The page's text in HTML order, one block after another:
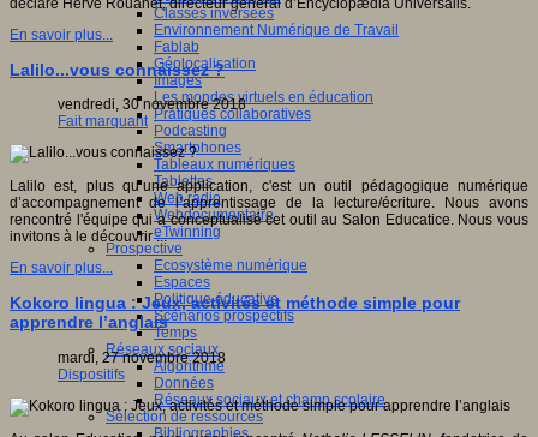
Classes inversées
Environnement Numérique de Travail
Fablab
Géolocalisation
Images
Les mondes virtuels en éducation
Pratiques collaboratives
Podcasting
Smartphones
Tableaux numériques
Tablettes
Web radio
Webdocumentaire
eTwinning
Prospective
Ecosystème numérique
Espaces
Politique éducative
Scénarios prospectifs
Temps
Réseaux sociaux
Algorithme
Données
Réseaux sociaux et champ scolaire
Sélection de ressources
Bibliographies
déclare Hervé Rouanet, directeur général d’Encyclopædia Universalis.
En savoir plus...
Lalilo...vous connaissez ?
vendredi, 30 novembre 2018
Fait marquant
Lalilo est, plus qu’une application, c'est un outil pédagogique numérique
d’accompagnement de l’apprentissage de la lecture/écriture. Nous avons
rencontré l'équipe qui a conceptualisé cet outil au Salon Educatice. Nous vous
invitons à le découvrir ...
En savoir plus...
Kokoro lingua : Jeux, activités et méthode simple pour
apprendre l’anglais
mardi, 27 novembre 2018
Dispositifs